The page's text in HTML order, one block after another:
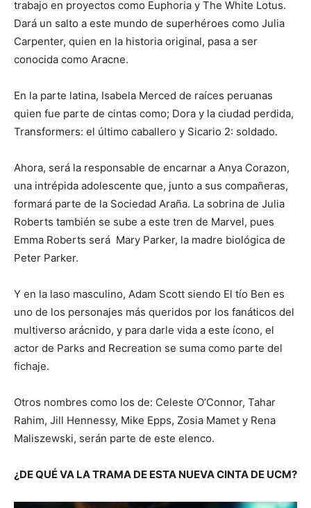
trabajo en proyectos como Euphoria y The White Lotus.
Dará un salto a este mundo de superhéroes como Julia
Carpenter, quien en la historia original, pasa a ser
conocida como Aracne.
En la parte latina, Isabela Merced de raíces peruanas
quien fue parte de cintas como; Dora y la ciudad perdida,
Transformers: el último caballero y Sicario 2: soldado.
Ahora, será la responsable de encarnar a Anya Corazon,
una intrépida adolescente que, junto a sus compañeras,
formará parte de la Sociedad Araña. La sobrina de Julia
Roberts también se sube a este tren de Marvel, pues
Emma Roberts será Mary Parker, la madre biológica de
Peter Parker.
Y en la laso masculino, Adam Scott siendo El tío Ben es
uno de los personajes más queridos por los fanáticos del
multiverso arácnido, y para darle vida a este ícono, el
actor de Parks and Recreation se suma como parte del
fichaje.
Otros nombres como los de: Celeste O’Connor, Tahar
Rahim, Jill Hennessy, Mike Epps, Zosia Mamet y Rena
Maliszewski, serán parte de este elenco.
¿DE QUÉ VA LA TRAMA DE ESTA NUEVA CINTA DE UCM?